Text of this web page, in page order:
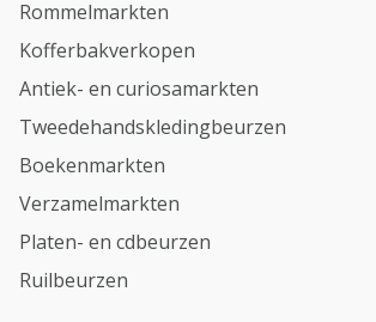
Rommelmarkten
Kofferbakverkopen
Antiek- en curiosamarkten
Tweedehandskledingbeurzen
Boekenmarkten
Verzamelmarkten
Platen- en cdbeurzen
Ruilbeurzen